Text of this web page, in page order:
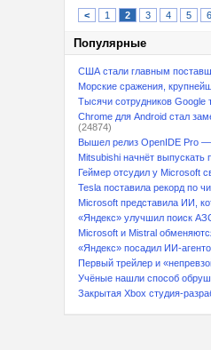
< 1 2 3 4 5 6
Популярные
США стали главным
Морские сражения,
Тысячи сотрудников Google
Chrome для Android стал
(24874)
Вышел релиз OpenIDE Pro —
Mitsubishi начнёт выпускать
Геймер отсудил у Microsoft
Tesla поставила рекорд по
Microsoft представила ИИ,
«Яндекс» улучшил поиск АЗС
Microsoft и Mistral
«Яндекс» посадил ИИ-
Первый трейлер и
Учёные нашли способ
Закрытая Xbox студия-